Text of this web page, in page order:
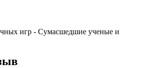
игр - Сумасшедшие ученые и